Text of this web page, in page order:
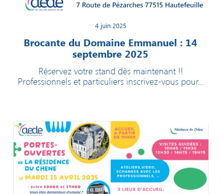
4 juin 2025
Brocante du Domaine Emmanuel : 14
septembre 2025
Réservez votre stand dès maintenant !!
Professionnels et particuliers inscrivez-vous pour...